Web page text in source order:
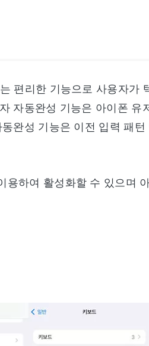
편리한 기능으로 사용자가
자동완성 기능은 아이폰 유
완성 기능은 이전 입력 패턴
하여 활성화할 수 있으며